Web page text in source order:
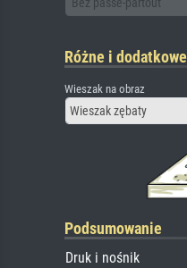
Różne i dodatkowe
Wieszak na obraz
Wieszak zębaty
Podsumowanie
Druk i nośnik